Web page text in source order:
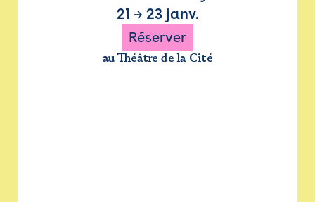
21 → 23 janv.
Réserver
au Théâtre de la Cité